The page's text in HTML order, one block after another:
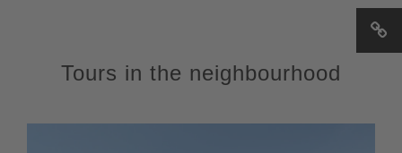
Tours in the neighbourhood